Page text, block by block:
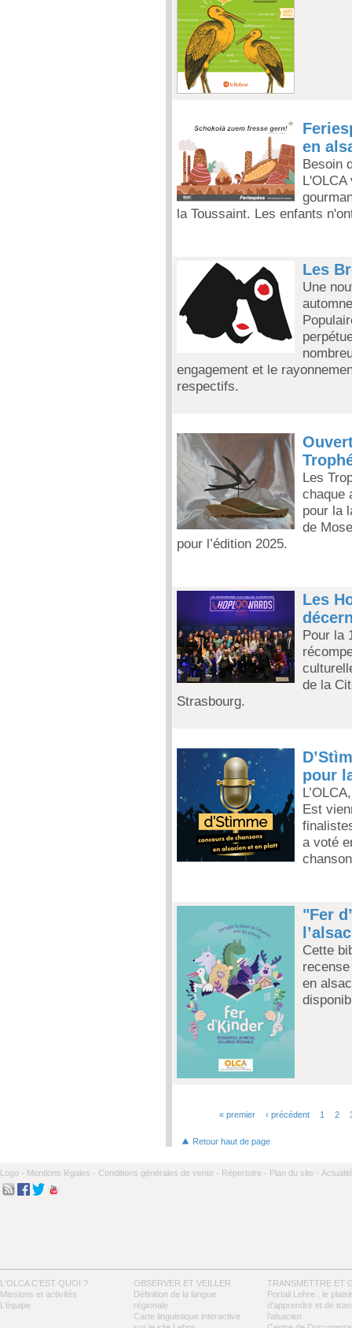
en
Besoin
la Toussaint. Les enfants
Les
Une
engagement et le
respectifs.
Les
chaque
pour la
de
pour l’édition 2025.
Les
Pour la
de la
Strasbourg.
pour
Est
a voté
"Fer
Cette
en
« premier ‹ précédent 1 2
Retour haut de page
Logo - Mentions légales - Conditions générales de vente - Répertoire - Plan du site -
L'OLCA C'EST QUOI ?
Missions et activités
L’équipe
OBSERVER ET VEILLER
Définition de la langue
régionale
Carte linguistique interactive
TRANSMETTRE ET
Portail Lehre : le plaisir
d’apprendre et de
l’alsacien